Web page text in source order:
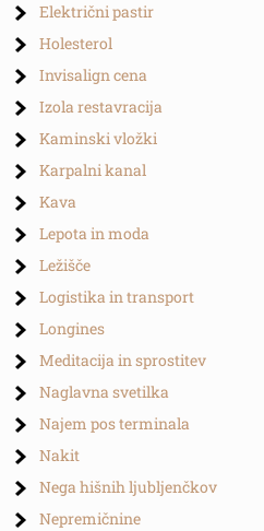
Električni pastir
Holesterol
Invisalign cena
Izola restavracija
Kaminski vložki
Karpalni kanal
Kava
Lepota in moda
Ležišče
Logistika in transport
Longines
Meditacija in sprostitev
Naglavna svetilka
Najem pos terminala
Nakit
Nega hišnih ljubljenčkov
Nepremičnine